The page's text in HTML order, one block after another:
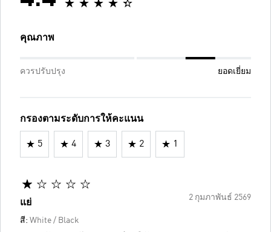
คุณภาพ
ควรปรับปรุง ยอดเยี่ยม
กรองตามระดับการให้คะแนน
5 4 3 2 1
2 กุมภาพันธ์ 2569
แย่
สี: White / Black